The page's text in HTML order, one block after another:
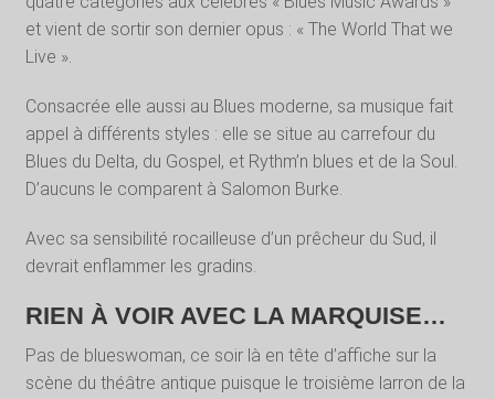
et vient de sortir son dernier opus : « The World That we
Live ».
Consacrée elle aussi au Blues moderne, sa musique fait
appel à différents styles : elle se situe au carrefour du
Blues du Delta, du Gospel, et Rythm’n blues et de la Soul.
D’aucuns le comparent à Salomon Burke.
Avec sa sensibilité rocailleuse d’un prêcheur du Sud, il
devrait enflammer les gradins.
RIEN À VOIR AVEC LA MARQUISE…
Pas de blueswoman, ce soir là en tête d’affiche sur la
scène du théâtre antique puisque le troisième larron de la